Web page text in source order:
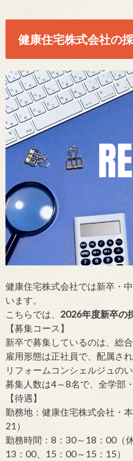
健康住宅株式会社の
健康住宅株式会社では新卒・
います。
こちらでは、 2026年度新卒の
【募集コース】
新卒で募集しているのは、総
雇用形態は正社員で、配属さ
リフォームコンシェルジュのい
募集人数は4～8名で、全学部
【待遇】
勤務地：健康住宅株式会社・
21）
勤務時間：8：30～18：00（
13：00、15：00～15：15）